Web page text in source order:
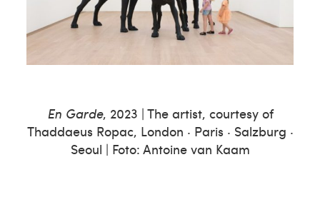
En Garde, 2023 | The artist, courtesy of
Thaddaeus Ropac, London · Paris · Salzburg ·
Seoul | Foto: Antoine van Kaam